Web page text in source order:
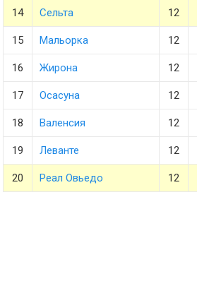
14 Сельта 12
15 Мальорка 12
16 Жирона 12
17 Осасуна 12
18 Валенсия 12
19 Леванте 12
20 Реал Овьедо 12